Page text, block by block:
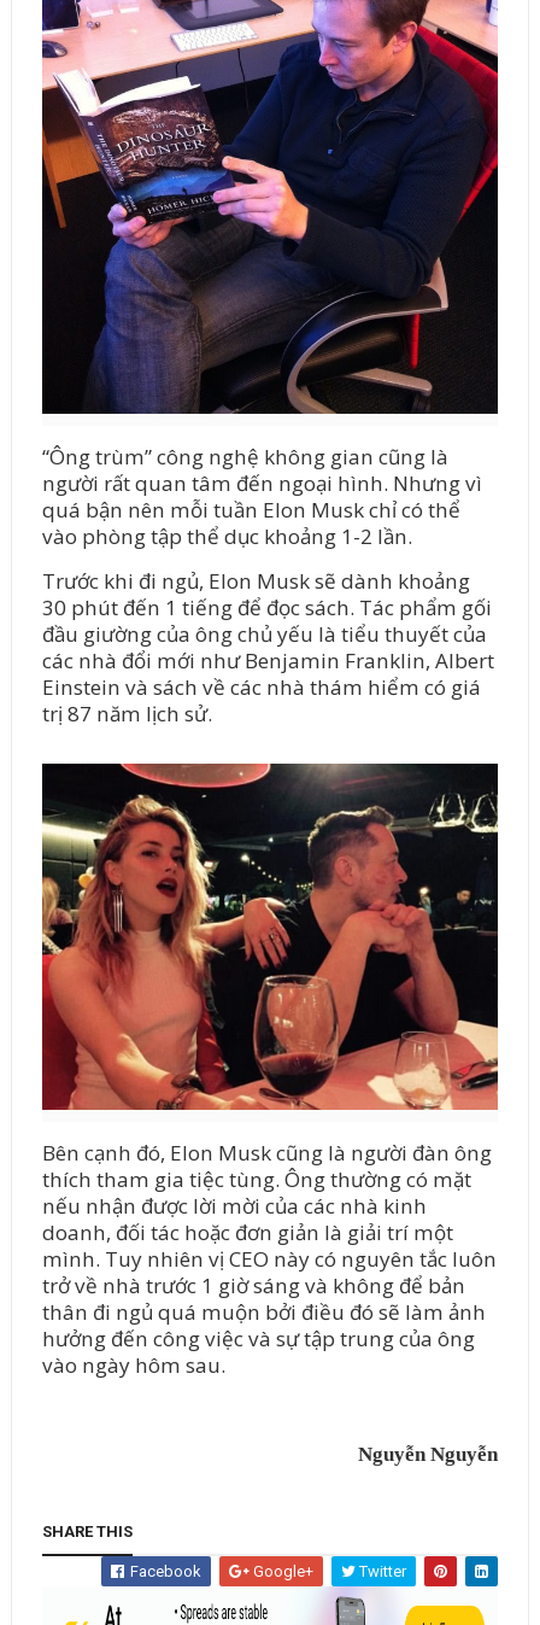
“Ông trùm” công nghệ không gian cũng là
người rất quan tâm đến ngoại hình. Nhưng vì
quá bận nên mỗi tuần Elon Musk chỉ có thể
vào phòng tập thể dục khoảng 1-2 lần.
Trước khi đi ngủ, Elon Musk sẽ dành khoảng
30 phút đến 1 tiếng để đọc sách. Tác phẩm gối
đầu giường của ông chủ yếu là tiểu thuyết của
các nhà đổi mới như Benjamin Franklin, Albert
Einstein và sách về các nhà thám hiểm có giá
trị 87 năm lịch sử.
Bên cạnh đó, Elon Musk cũng là người đàn ông
thích tham gia tiệc tùng. Ông thường có mặt
nếu nhận được lời mời của các nhà kinh
doanh, đối tác hoặc đơn giản là giải trí một
mình. Tuy nhiên vị CEO này có nguyên tắc luôn
trở về nhà trước 1 giờ sáng và không để bản
thân đi ngủ quá muộn bởi điều đó sẽ làm ảnh
hưởng đến công việc và sự tập trung của ông
vào ngày hôm sau.
Nguyễn Nguyễn
SHARE THIS
Facebook Google+ Twitter